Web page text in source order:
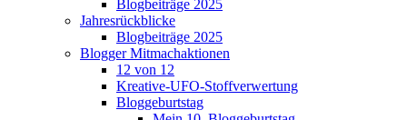
Blogbeiträge 2025
Jahresrückblicke
Blogbeiträge 2025
Blogger Mitmachaktionen
12 von 12
Kreative-UFO-Stoffverwertung
Bloggeburtstag